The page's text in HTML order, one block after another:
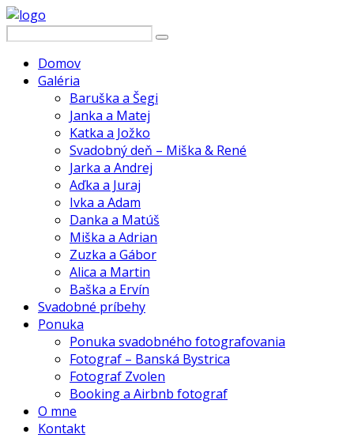
Domov
Galéria
Baruška a Šegi
Janka a Matej
Katka a Jožko
Svadobný deň – Miška & René
Jarka a Andrej
Aďka a Juraj
Ivka a Adam
Danka a Matúš
Miška a Adrian
Zuzka a Gábor
Alica a Martin
Baška a Ervín
Svadobné príbehy
Ponuka
Ponuka svadobného fotografovania
Fotograf – Banská Bystrica
Fotograf Zvolen
Booking a Airbnb fotograf
O mne
Kontakt